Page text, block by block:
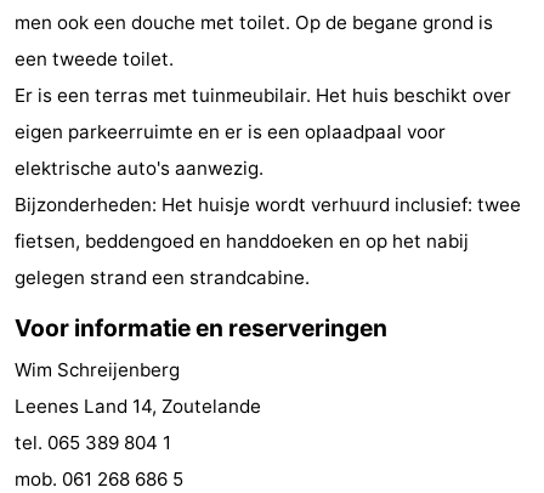
Steden
Rondleidingen
Sporten
-
Zwembaden
-
Fietsen
-
Wandelen
-
Golfbanen
-
Delta-
Eten
men ook een douche met toilet. Op de begane grond is
een tweede toilet.
Er is een terras met tuinmeubilair. Het huis beschikt over
eigen parkeerruimte en er is een oplaadpaal voor
elektrische auto's aanwezig.
Bijzonderheden: Het huisje wordt verhuurd inclusief: twee
fietsen, beddengoed en handdoeken en op het nabij
gelegen strand een strandcabine.
Voor informatie en reserveringen
Wim Schreijenberg
Leenes Land 14, Zoutelande
tel. 065 389 804 1
mob. 061 268 686 5